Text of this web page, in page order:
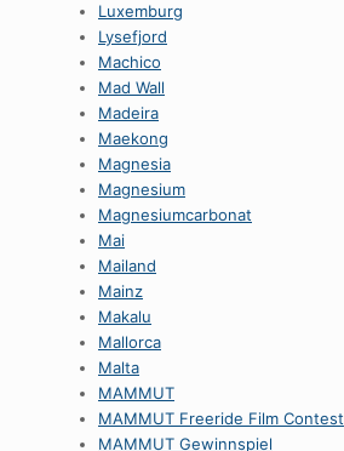
Luxemburg
Lysefjord
Machico
Mad Wall
Madeira
Maekong
Magnesia
Magnesium
Magnesiumcarbonat
Mai
Mailand
Mainz
Makalu
Mallorca
Malta
MAMMUT
MAMMUT Freeride Film Contest
MAMMUT Gewinnspiel